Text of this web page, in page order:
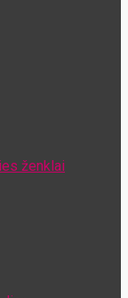
ženklai